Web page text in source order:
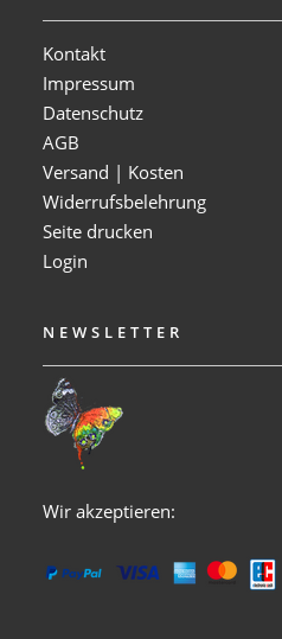
Kontakt
Impressum
Datenschutz
AGB
Versand | Kosten
Widerrufsbelehrung
Seite drucken
Login
NEWSLETTER
Wir akzeptieren: